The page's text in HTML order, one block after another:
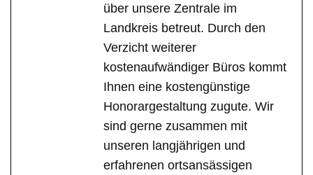
über unsere Zentrale im
Landkreis betreut. Durch den
Verzicht weiterer
kostenaufwändiger Büros kommt
Ihnen eine kostengünstige
Honorargestaltung zugute. Wir
sind gerne zusammen mit
unseren langjährigen und
erfahrenen ortsansässigen